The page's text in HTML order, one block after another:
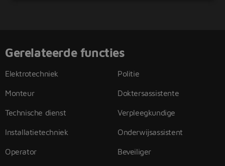
Gerelateerde functies
Elektrotechniek
Monteur
Technische dienst
Installatietechniek
Operator
Politie
Doktersassistente
Verpleegkundige
Onderwijsassistent
Beveiliger